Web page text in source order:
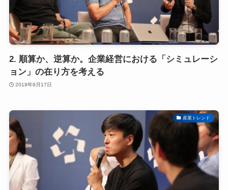
2. 順算か、逆算か。企業経営における「シミュレーシ
ョン」の在り方を考える
2019年9月17日
産業トレンド